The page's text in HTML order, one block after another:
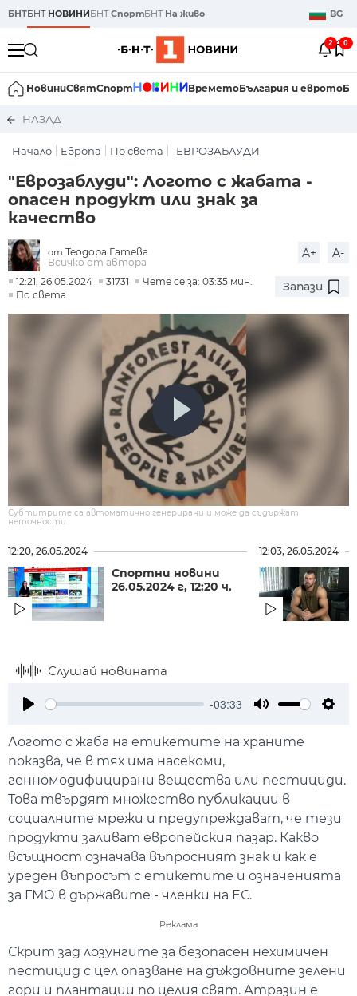
БНТБНТ НОВИНИБНТСпортБНТ На живо BG
2 0
НовиниСвятСпорт ВреметоБългария и еврото
НАЗАД
Начало Европа По света ЕВРОЗАБЛУДИ
"Еврозаблуди": Логото с жабата -
опасен продукт или знак за
качество
от Теодора Гатева
Всичко от автора
A+ A-
12:21, 26.05.2024 31731
Чете се за: 03:35 мин.
По света
Запази
Субтитрите са автоматично генерирани и може да съдържат
неточности.
12:20, 26.05.2024
Спортни новини
26.05.2024 г, 12:20 ч.
12:03, 26.05.2024
Слушай новината
-03:33
Логото с жаба на етикетите на храните
показва, че в тях има насекоми,
генномодифицирани вещества или пестициди.
Това твърдят множество публикации в
социалните мрежи и предупреждават, че тези
продукти заливат европейския пазар. Какво
всъщност означава въпросният знак и как е
уреден въпросът с етикетите и означенията
за ГМО в държавите - членки на ЕС.
Реклама
Скрит зад лозунгите за безопасен нехимичен
пестицид с цел опазване на дъждовните зелени
гори и плантации по целия свят. Атразин е